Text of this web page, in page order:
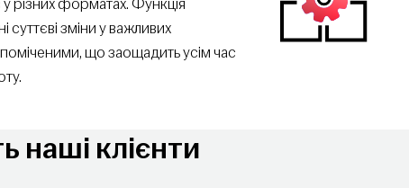
у різних форматах. Функція
зміни у важливих
що заощадить усім час
наші клієнти